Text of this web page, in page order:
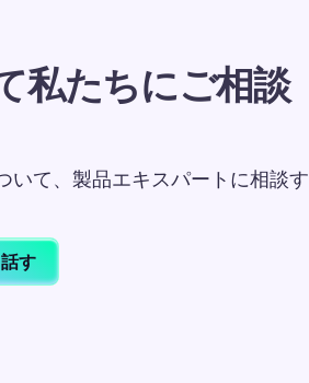
私たちにご相談
て、製品エキスパートに相談す
す